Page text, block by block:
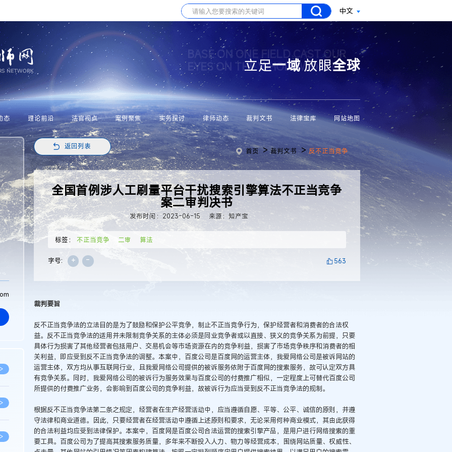
中文
BASE ON ONE FIELD CAST OUR
EYES ON THE WHOLE WORLD
立足一域放眼全球
态 理论前沿 法官视点 案例聚焦 实务探讨 律师动态 裁判文书 法律宝库 网站地图
返回列表
首页 >裁判文书 >反不正当竞争
全国首例涉人工刷量平台干扰搜索引擎算法不正当竞争
案二审判决书
发布时间：2023-06-15 来源：知产宝
标签： 不正当竞争 二审 算法
字号: + - 563
裁判要旨
反不正当竞争法的立法目的是为了鼓励和保护公平竞争，制止不正当竞争行为，保护经营者和消费者的合法权
益。反不正当竞争法的适用并未限制竞争关系的主体必须是同业竞争者或以直接、狭义的竞争关系为前提，只要
具体行为损害了其他经营者包括用户、交易机会等市场资源在内的竞争利益，损害了市场竞争秩序和消费者的相
关利益，即应受到反不正当竞争法的调整。本案中，百度公司是百度网的运营主体，我爱网络公司是被诉网站的
运营主体，双方均从事互联网行业，且我爱网络公司提供的被诉服务依附于百度网的搜索服务，故可认定双方具
有竞争关系。同时，我爱网络公司的被诉行为服务效果与百度公司的付费推广相似，一定程度上可替代百度公司
所提供的付费推广业务，会影响到百度公司的竞争利益，故被诉行为应当受到反不正当竞争法的规制。
根据反不正当竞争法第二条之规定，经营者在生产经营活动中，应当遵循自愿、平等、公平、诚信的原则，并遵
守法律和商业道德。因此，只要经营者在经营活动中遵循上述原则和要求，无论采用何种商业模式，其由此获得
的合法利益均应受到法律保护。本案中，百度网是百度公司合法运营的搜索引擎产品，是用户进行网络搜索的重
要工具。百度公司为了提高其搜索服务质量，多年来不断投入人力、物力等经营成本，围绕网站质量、权威性、